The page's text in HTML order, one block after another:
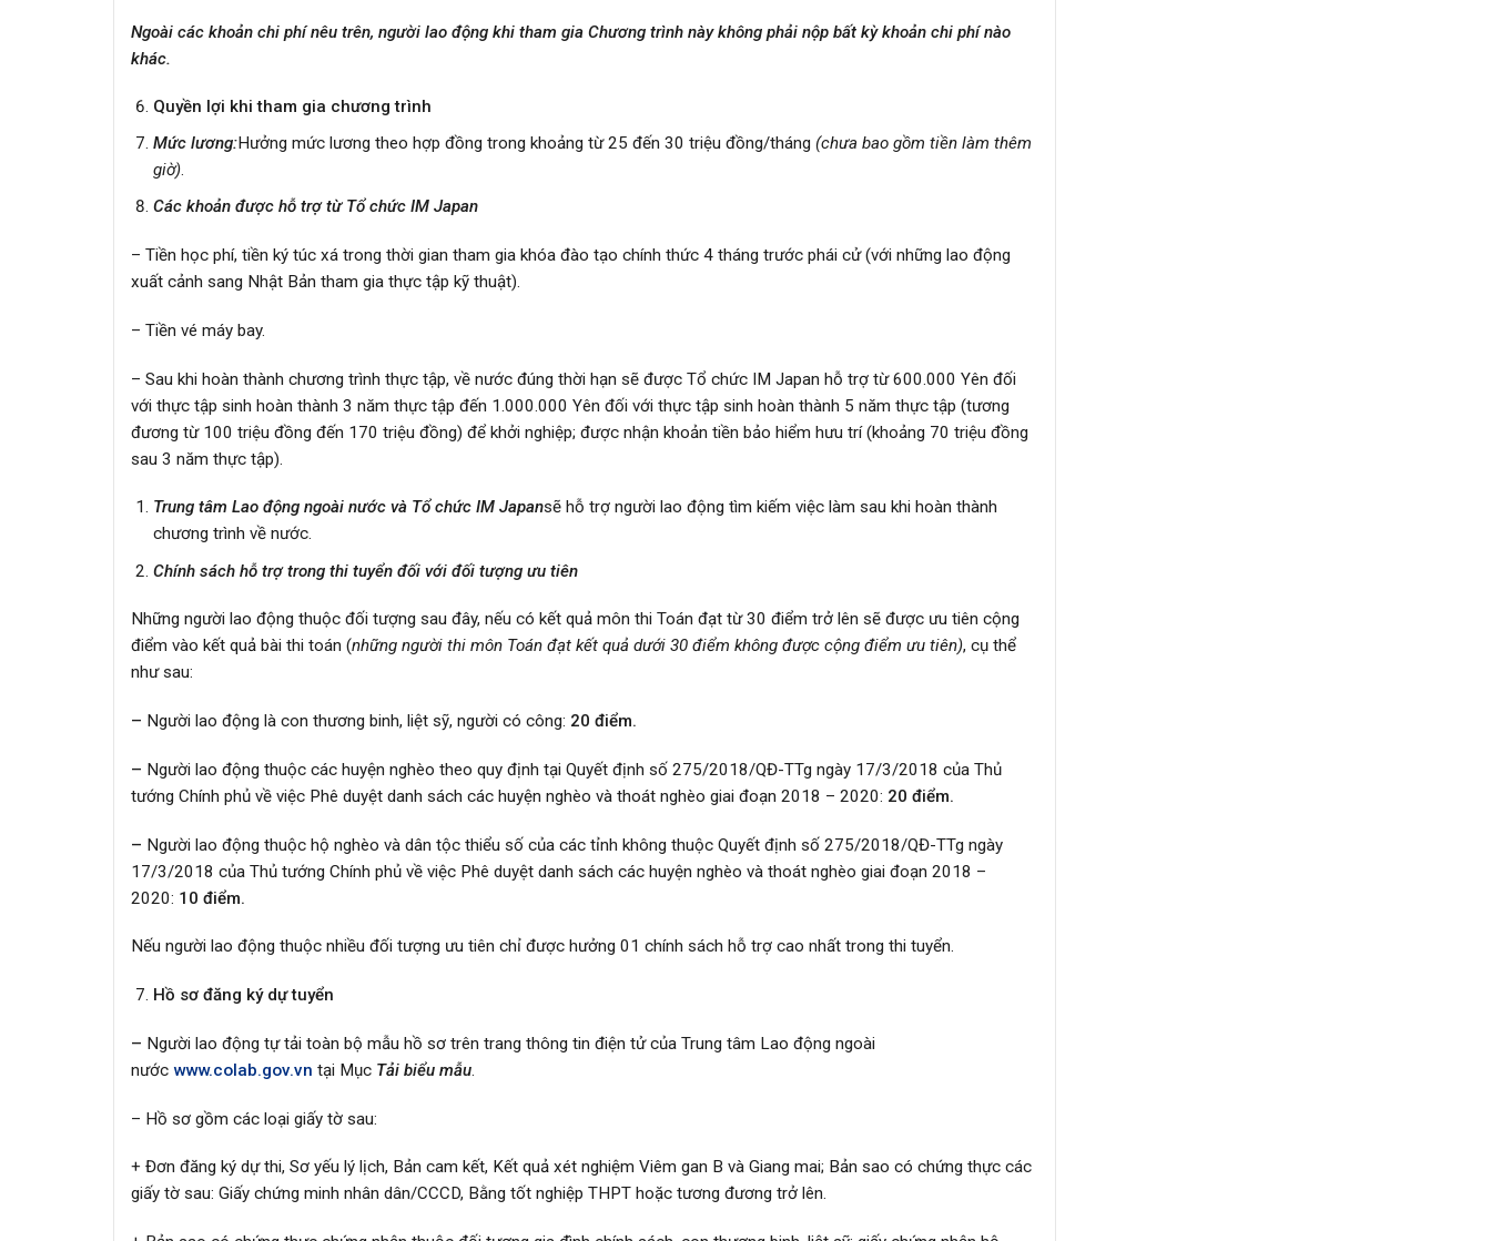
Ngoài các khoản chi phí nêu trên, người lao động khi tham gia Chương trình này không phải nộp bất kỳ khoản chi phí nào
khác.
Quyền lợi khi tham gia chương trình
Mức lương:Hưởng mức lương theo hợp đồng trong khoảng từ 25 đến 30 triệu đồng/tháng (chưa bao gồm tiền làm thêm
giờ).
Các khoản được hỗ trợ từ Tổ chức IM Japan
– Tiền học phí, tiền ký túc xá trong thời gian tham gia khóa đào tạo chính thức 4 tháng trước phái cử (với những lao động
xuất cảnh sang Nhật Bản tham gia thực tập kỹ thuật).
– Tiền vé máy bay.
– Sau khi hoàn thành chương trình thực tập, về nước đúng thời hạn sẽ được Tổ chức IM Japan hỗ trợ từ 600.000 Yên đối
với thực tập sinh hoàn thành 3 năm thực tập đến 1.000.000 Yên đối với thực tập sinh hoàn thành 5 năm thực tập (tương
đương từ 100 triệu đồng đến 170 triệu đồng) để khởi nghiệp; được nhận khoản tiền bảo hiểm hưu trí (khoảng 70 triệu đồng
sau 3 năm thực tập).
Trung tâm Lao động ngoài nước và Tổ chức IM Japansẽ hỗ trợ người lao động tìm kiếm việc làm sau khi hoàn thành
chương trình về nước.
Chính sách hỗ trợ trong thi tuyển đối với đối tượng ưu tiên
Những người lao động thuộc đối tượng sau đây, nếu có kết quả môn thi Toán đạt từ 30 điểm trở lên sẽ được ưu tiên cộng
điểm vào kết quả bài thi toán (những người thi môn Toán đạt kết quả dưới 30 điểm không được cộng điểm ưu tiên), cụ thể
như sau:
– Người lao động là con thương binh, liệt sỹ, người có công: 20 điểm.
– Người lao động thuộc các huyện nghèo theo quy định tại Quyết định số 275/2018/QĐ-TTg ngày 17/3/2018 của Thủ
tướng Chính phủ về việc Phê duyệt danh sách các huyện nghèo và thoát nghèo giai đoạn 2018 – 2020: 20 điểm.
– Người lao động thuộc hộ nghèo và dân tộc thiểu số của các tỉnh không thuộc Quyết định số 275/2018/QĐ-TTg ngày
17/3/2018 của Thủ tướng Chính phủ về việc Phê duyệt danh sách các huyện nghèo và thoát nghèo giai đoạn 2018 –
2020: 10 điểm.
Nếu người lao động thuộc nhiều đối tượng ưu tiên chỉ được hưởng 01 chính sách hỗ trợ cao nhất trong thi tuyển.
Hồ sơ đăng ký dự tuyển
– Người lao động tự tải toàn bộ mẫu hồ sơ trên trang thông tin điện tử của Trung tâm Lao động ngoài
nước www.colab.gov.vn tại Mục Tải biểu mẫu.
– Hồ sơ gồm các loại giấy tờ sau:
+ Đơn đăng ký dự thi, Sơ yếu lý lịch, Bản cam kết, Kết quả xét nghiệm Viêm gan B và Giang mai; Bản sao có chứng thực các
giấy tờ sau: Giấy chứng minh nhân dân/CCCD, Bằng tốt nghiệp THPT hoặc tương đương trở lên.